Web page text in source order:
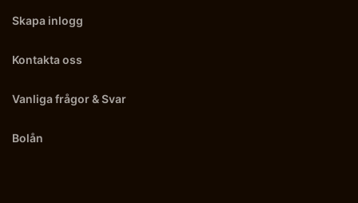
Skapa inlogg
Kontakta oss
Vanliga frågor & Svar
Bolån